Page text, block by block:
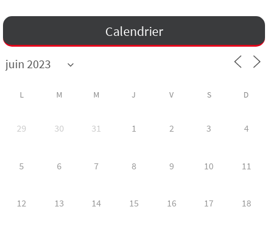
Calendrier
L M M J V S D
29 30 31 1 2 3 4
5 6 7 8 9 10 11
12 13 14 15 16 17 18